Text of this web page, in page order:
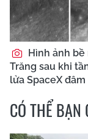
Hình ảnh bề
Trăng sau khi
lửa SpaceX
CÓ THỂ BẠN